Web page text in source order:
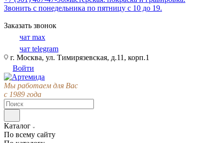
Звонить с понедельника по пятницу с 10 до 19.
Заказать звонок
чат max
чат telegram
г. Москва, ул. Тимирязевская, д.11, корп.1
Войти
Мы работаем для Вас
с 1989 года
Каталог
По всему сайту